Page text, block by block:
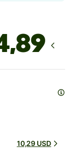
10,29 USD